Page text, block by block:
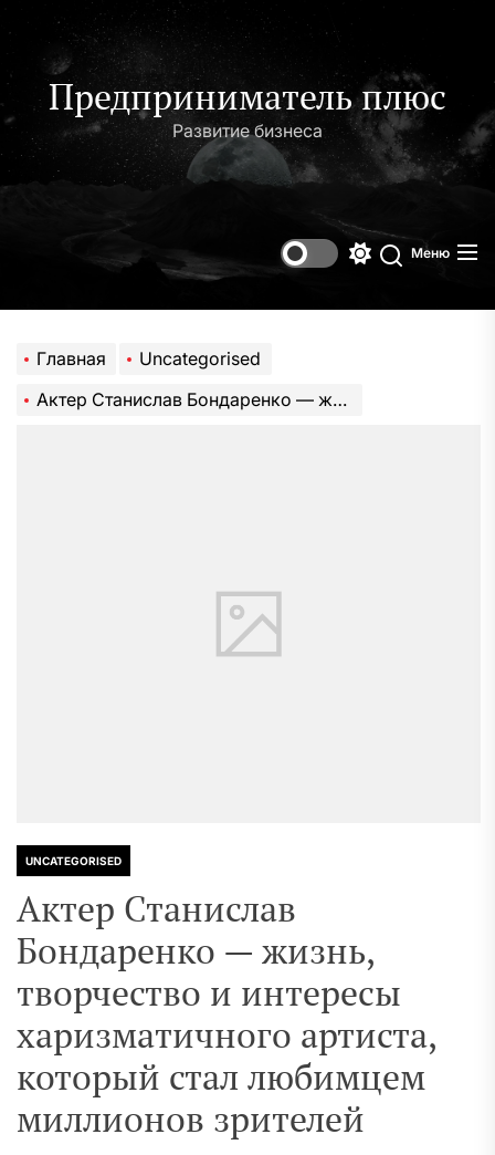
содержимому
Предприниматель плюс
Развитие бизнеса
Поиск
Меню
Главная
Uncategorised
Актер Станислав Бондаренко — жизнь, творчество и интересы харизматичного артиста, который стал любимцем миллионов зрителей
UNCATEGORISED
Актер Станислав
Бондаренко — жизнь,
творчество и интересы
харизматичного артиста,
который стал любимцем
миллионов зрителей